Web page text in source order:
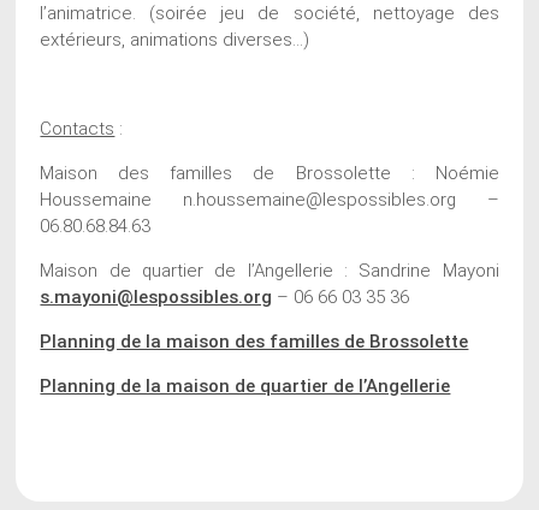
l’animatrice. (soirée jeu de société, nettoyage des
extérieurs, animations diverses…)
Contacts :
Maison des familles de Brossolette : Noémie
Houssemaine n.houssemaine@lespossibles.org –
06.80.68.84.63
Maison de quartier de l’Angellerie : Sandrine Mayoni
s.mayoni@lespossibles.org – 06 66 03 35 36
Planning de la maison des familles de Brossolette
Planning de la maison de quartier de l’Angellerie